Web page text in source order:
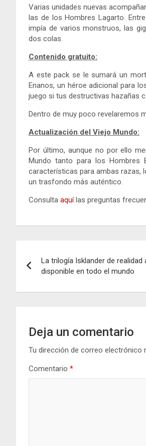
Varias unidades nuevas
las de los Hombres Lagarto.
impía de varios monstruos, las
dos colas.
Contenido gratuito:
A este pack se le sumará un
Enanos, un héroe adicional para
juego si tus destructivas hazañas
Dentro de muy poco revelaremos
Actualización del Viejo Mundo:
Por último, aunque no por ello
Mundo tanto para los Hombres
características para ambas razas,
un trasfondo más auténtico.
Consulta aquílas preguntas
de
entradas
La trilogía Isklander de realidad
disponible en todo el mundo
Deja un comentario
Tu dirección de correo electrónico
Comentario *